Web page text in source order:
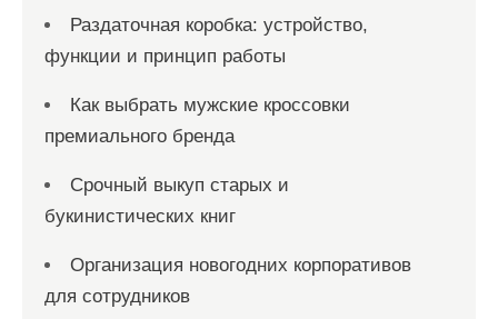
Раздаточная коробка: устройство,
функции и принцип работы
Как выбрать мужские кроссовки
премиального бренда
Срочный выкуп старых и
букинистических книг
Организация новогодних корпоративов
для сотрудников